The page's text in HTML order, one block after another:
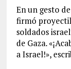
En un gesto
firmó
soldados
de Gaza.
a Israel!»,